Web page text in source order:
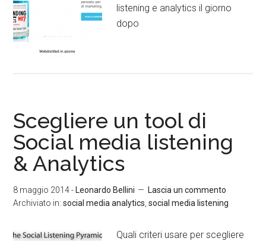
listening e analytics il giorno
dopo
Scegliere un tool di
Social media listening
& Analytics
8 maggio 2014- Leonardo Bellini
Lascia un commento
Archiviato in:social media analytics ,social media listening
Quali criteri usare per scegliere